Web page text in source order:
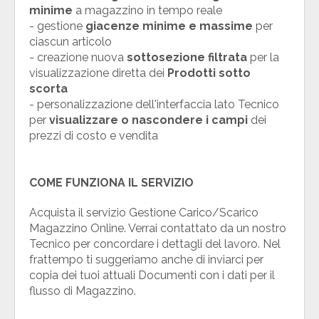
minime a magazzino in tempo reale
- gestione giacenze minime e massime per
ciascun articolo
- creazione nuova sottosezione filtrata per la
visualizzazione diretta dei Prodotti sotto
scorta
- personalizzazione dell'interfaccia lato Tecnico
per visualizzare o nascondere i campi dei
prezzi di costo e vendita
COME FUNZIONA IL SERVIZIO
Acquista il servizio Gestione Carico/Scarico
Magazzino Online. Verrai contattato da un nostro
Tecnico per concordare i dettagli del lavoro. Nel
frattempo ti suggeriamo anche di inviarci per
copia dei tuoi attuali Documenti con i dati per il
flusso di Magazzino.